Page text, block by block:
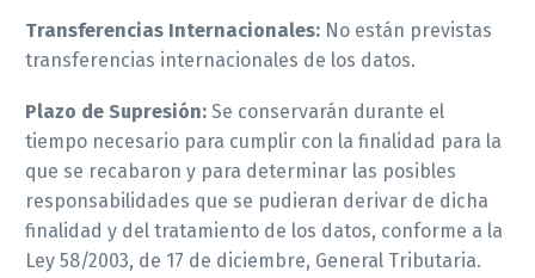
Transferencias Internacionales: No están previstas
transferencias internacionales de los datos.
Plazo de Supresión: Se conservarán durante el
tiempo necesario para cumplir con la finalidad para la
que se recabaron y para determinar las posibles
responsabilidades que se pudieran derivar de dicha
finalidad y del tratamiento de los datos, conforme a la
Ley 58/2003, de 17 de diciembre, General Tributaria.